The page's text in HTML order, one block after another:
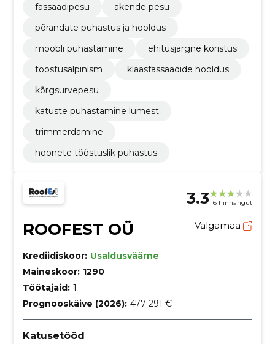
fassaadipesu
akende pesu
põrandate puhastus ja hooldus
mööbli puhastamine
ehitusjärgne koristus
tööstusalpinism
klaasfassaadide hooldus
kõrgsurvepesu
katuste puhastamine lumest
trimmerdamine
hoonete tööstuslik puhastus
3.3 6 hinnangut
ROOFEST OÜ Valgamaa
Krediidiskoor: Usaldusväärne
Maineskoor: 1290
Töötajaid: 1
Prognooskäive (2026): 477 291 €
Katusetööd